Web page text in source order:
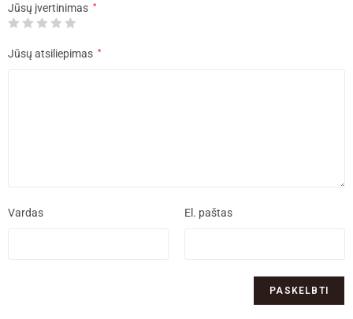
Jūsų įvertinimas *
Jūsų atsiliepimas *
Vardas El. paštas